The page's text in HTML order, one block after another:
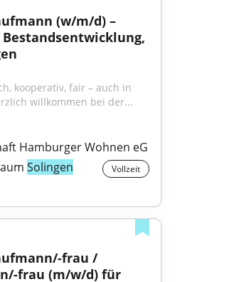
(w/m/d) –
kooperativ, fair – auch in
willkommen bei der...
Hamburger Wohnen eG
Solingen Vollzeit
frau /
frau (m/w/d) für